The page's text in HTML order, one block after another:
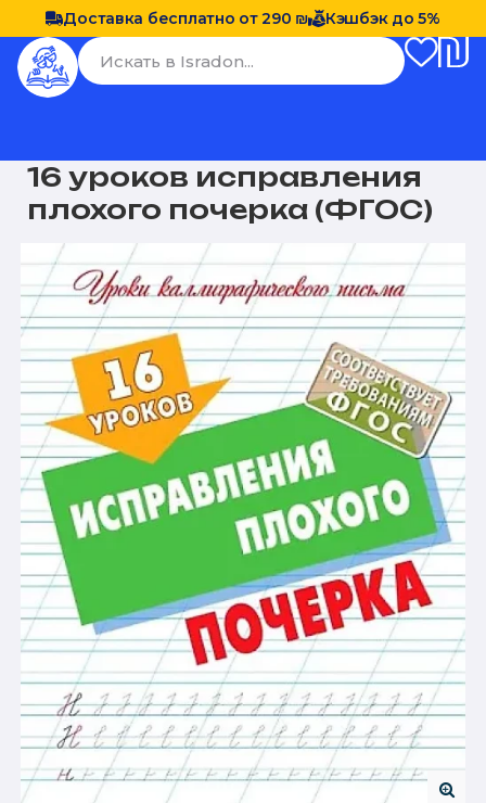
Доставка бесплатно от 290 ₪ Кэшбэк до 5%
16 уроков исправления
плохого почерка (ФГОС)